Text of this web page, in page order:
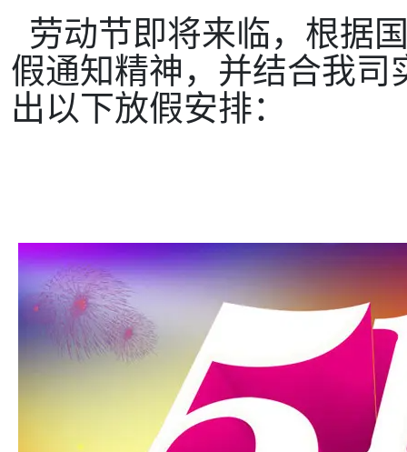
劳动节即将来临，根据
假通知精神，并结合我
出以下放假安排：